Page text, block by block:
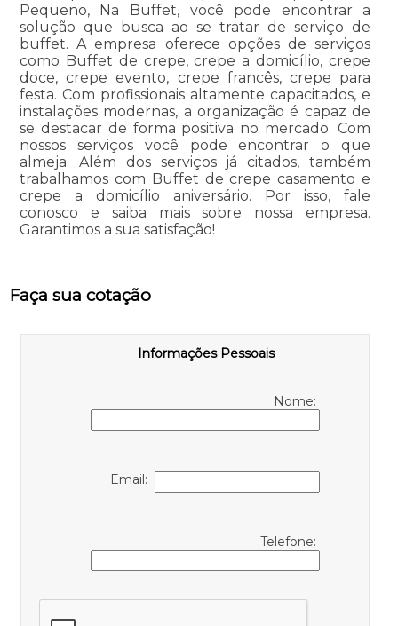
Pequeno, Na Buffet, você pode encontrar a
solução que busca ao se tratar de serviço de
buffet. A empresa oferece opções de serviços
como Buffet de crepe, crepe a domicílio, crepe
doce, crepe evento, crepe francês, crepe para
festa. Com profissionais altamente capacitados, e
instalações modernas, a organização é capaz de
se destacar de forma positiva no mercado. Com
nossos serviços você pode encontrar o que
almeja. Além dos serviços já citados, também
trabalhamos com Buffet de crepe casamento e
crepe a domicílio aniversário. Por isso, fale
conosco e saiba mais sobre nossa empresa.
Garantimos a sua satisfação!
Faça sua cotação
Informações Pessoais
Nome:
Email:
Telefone: